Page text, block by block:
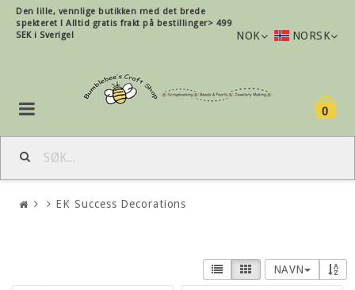
Den lille, vennlige butikken med det brede
spekteret ! Alltid gratis frakt på bestillinger> 499
SEK i Sverige!
NOK NORSK
0
EK Success Decorations
NAVN